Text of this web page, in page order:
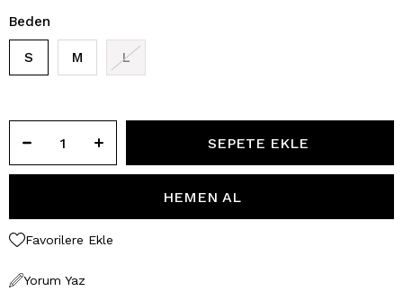
Beden
S M L
Favorilere Ekle
Yorum Yaz